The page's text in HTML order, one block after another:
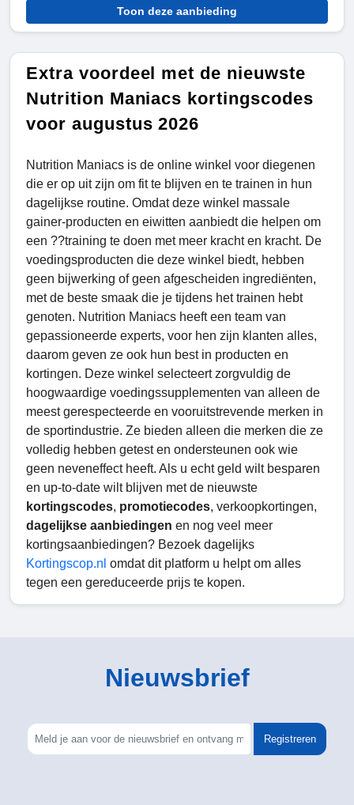
Toon deze aanbieding
Extra voordeel met de nieuwste
Nutrition Maniacs kortingscodes
voor augustus 2026
Nutrition Maniacs is de online winkel voor diegenen
die er op uit zijn om fit te blijven en te trainen in hun
dagelijkse routine. Omdat deze winkel massale
gainer-producten en eiwitten aanbiedt die helpen om
een ??training te doen met meer kracht en kracht. De
voedingsproducten die deze winkel biedt, hebben
geen bijwerking of geen afgescheiden ingrediënten,
met de beste smaak die je tijdens het trainen hebt
genoten. Nutrition Maniacs heeft een team van
gepassioneerde experts, voor hen zijn klanten alles,
daarom geven ze ook hun best in producten en
kortingen. Deze winkel selecteert zorgvuldig de
hoogwaardige voedingssupplementen van alleen de
meest gerespecteerde en vooruitstrevende merken in
de sportindustrie. Ze bieden alleen die merken die ze
volledig hebben getest en ondersteunen ook wie
geen neveneffect heeft. Als u echt geld wilt besparen
en up-to-date wilt blijven met de nieuwste
kortingscodes, promotiecodes, verkoopkortingen,
dagelijkse aanbiedingen en nog veel meer
kortingsaanbiedingen? Bezoek dagelijks
Kortingscop.nl omdat dit platform u helpt om alles
tegen een gereduceerde prijs te kopen.
Nieuwsbrief
Registreren